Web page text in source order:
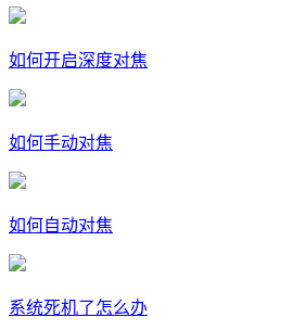
如何开启深度对焦
如何手动对焦
如何自动对焦
系统死机了怎么办